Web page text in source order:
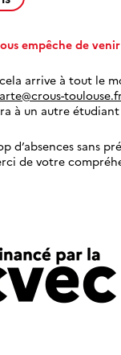
empêche de
arrive à tout le
à un autre
d’absences sans
de votre